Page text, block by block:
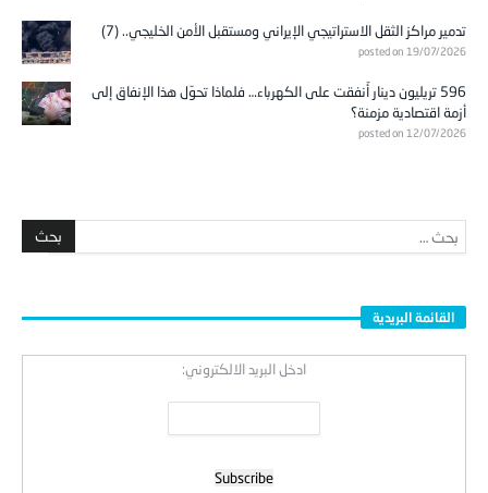
تدمير مراكز الثقل الاستراتيجي الإيراني ومستقبل الأمن الخليجي.. (7)
posted on 19/07/2026
596 تريليون دينار أُنفقت على الكهرباء… فلماذا تحوّل هذا الإنفاق إلى
أزمة اقتصادية مزمنة؟
posted on 12/07/2026
القائمة البريدية
ادخل البريد الالكتروني: